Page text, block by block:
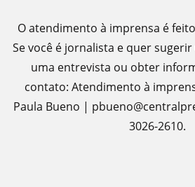
O atendimento à imprensa é
Se você é jornalista e quer
uma entrevista ou obter
contato: Atendimento à
Paula Bueno |
3026-2610.